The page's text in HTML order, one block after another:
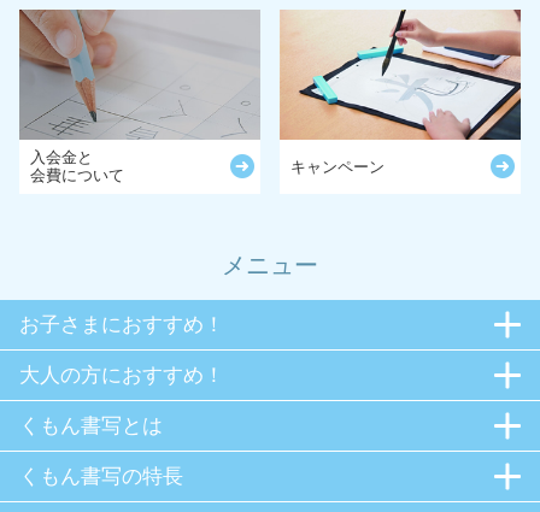
入会金と
会費について
キャンペーン
メニュー
お子さまにおすすめ！
大人の方におすすめ！
くもん書写とは
くもん書写の特長